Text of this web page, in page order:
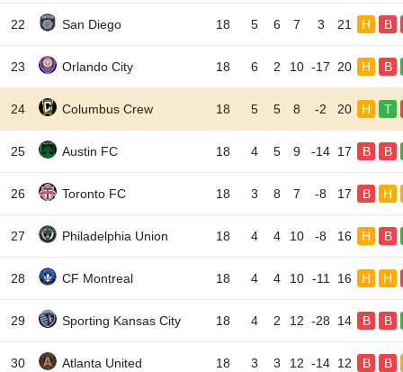
22 San Diego 18 5 6 7 3 21 H B
23 Orlando City 18 6 2 10 -17 20 H B
24 Columbus Crew 18 5 5 8 -2 20 H T
25 Austin FC 18 4 5 9 -14 17 B B
26 Toronto FC 18 3 8 7 -8 17 B H
27 Philadelphia Union 18 4 4 10 -8 16 H B
28 CF Montreal 18 4 4 10 -11 16 H H
29 Sporting Kansas City 18 4 2 12 -28 14 B B
30 Atlanta United 18 3 3 12 -14 12 B B